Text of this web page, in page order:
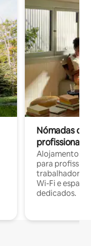
Nómadas
profissionais
Alojamentos
para
trabalhadores
Wi-Fi e
dedicados.